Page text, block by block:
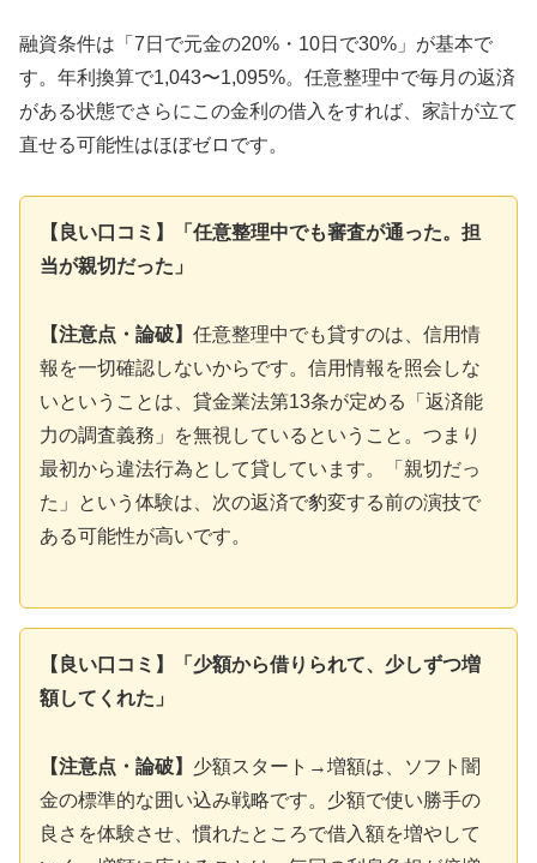
融資条件は「7日で元金の20%・10日で30%」が基本で
す。年利換算で1,043〜1,095%。任意整理中で毎月の返済
がある状態でさらにこの金利の借入をすれば、家計が立て
直せる可能性はほぼゼロです。
【良い口コミ】「任意整理中でも審査が通った。担
当が親切だった」
【注意点・論破】 任意整理中でも貸すのは、信用情
報を一切確認しないからです。信用情報を照会しな
いということは、貸金業法第13条が定める「返済能
力の調査義務」を無視しているということ。つまり
最初から違法行為として貸しています。「親切だっ
た」という体験は、次の返済で豹変する前の演技で
ある可能性が高いです。
【良い口コミ】「少額から借りられて、少しずつ増
額してくれた」
【注意点・論破】 少額スタート→増額は、ソフト闇
金の標準的な囲い込み戦略です。少額で使い勝手の
良さを体験させ、慣れたところで借入額を増やして